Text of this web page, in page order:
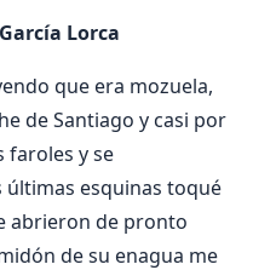
Lorca
que era mozuela,
de Santiago y casi por
faroles y se
últimas esquinas toqué
abrieron de pronto
de su enagua me